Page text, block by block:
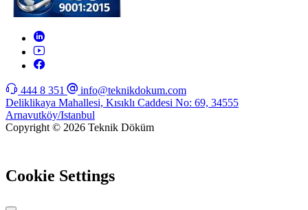
444 8 351
info@teknikdokum.com
Deliklikaya Mahallesi, Kısıklı Caddesi No: 69, 34555
Arnavutköy/Istanbul
Copyright © 2026 Teknik Döküm
Cookie Settings